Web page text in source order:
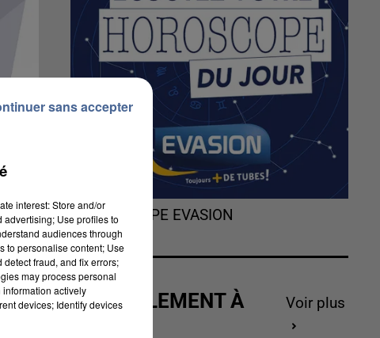
L'HOROSCOPE EVASION
ACTUELLEMENT À
Voir plus
interest: Store and/or
Use profiles to
audiences through
to personalise content; Use
fraud, and fix errors;
may process personal
actively
devices; Identify devices
sans accepter